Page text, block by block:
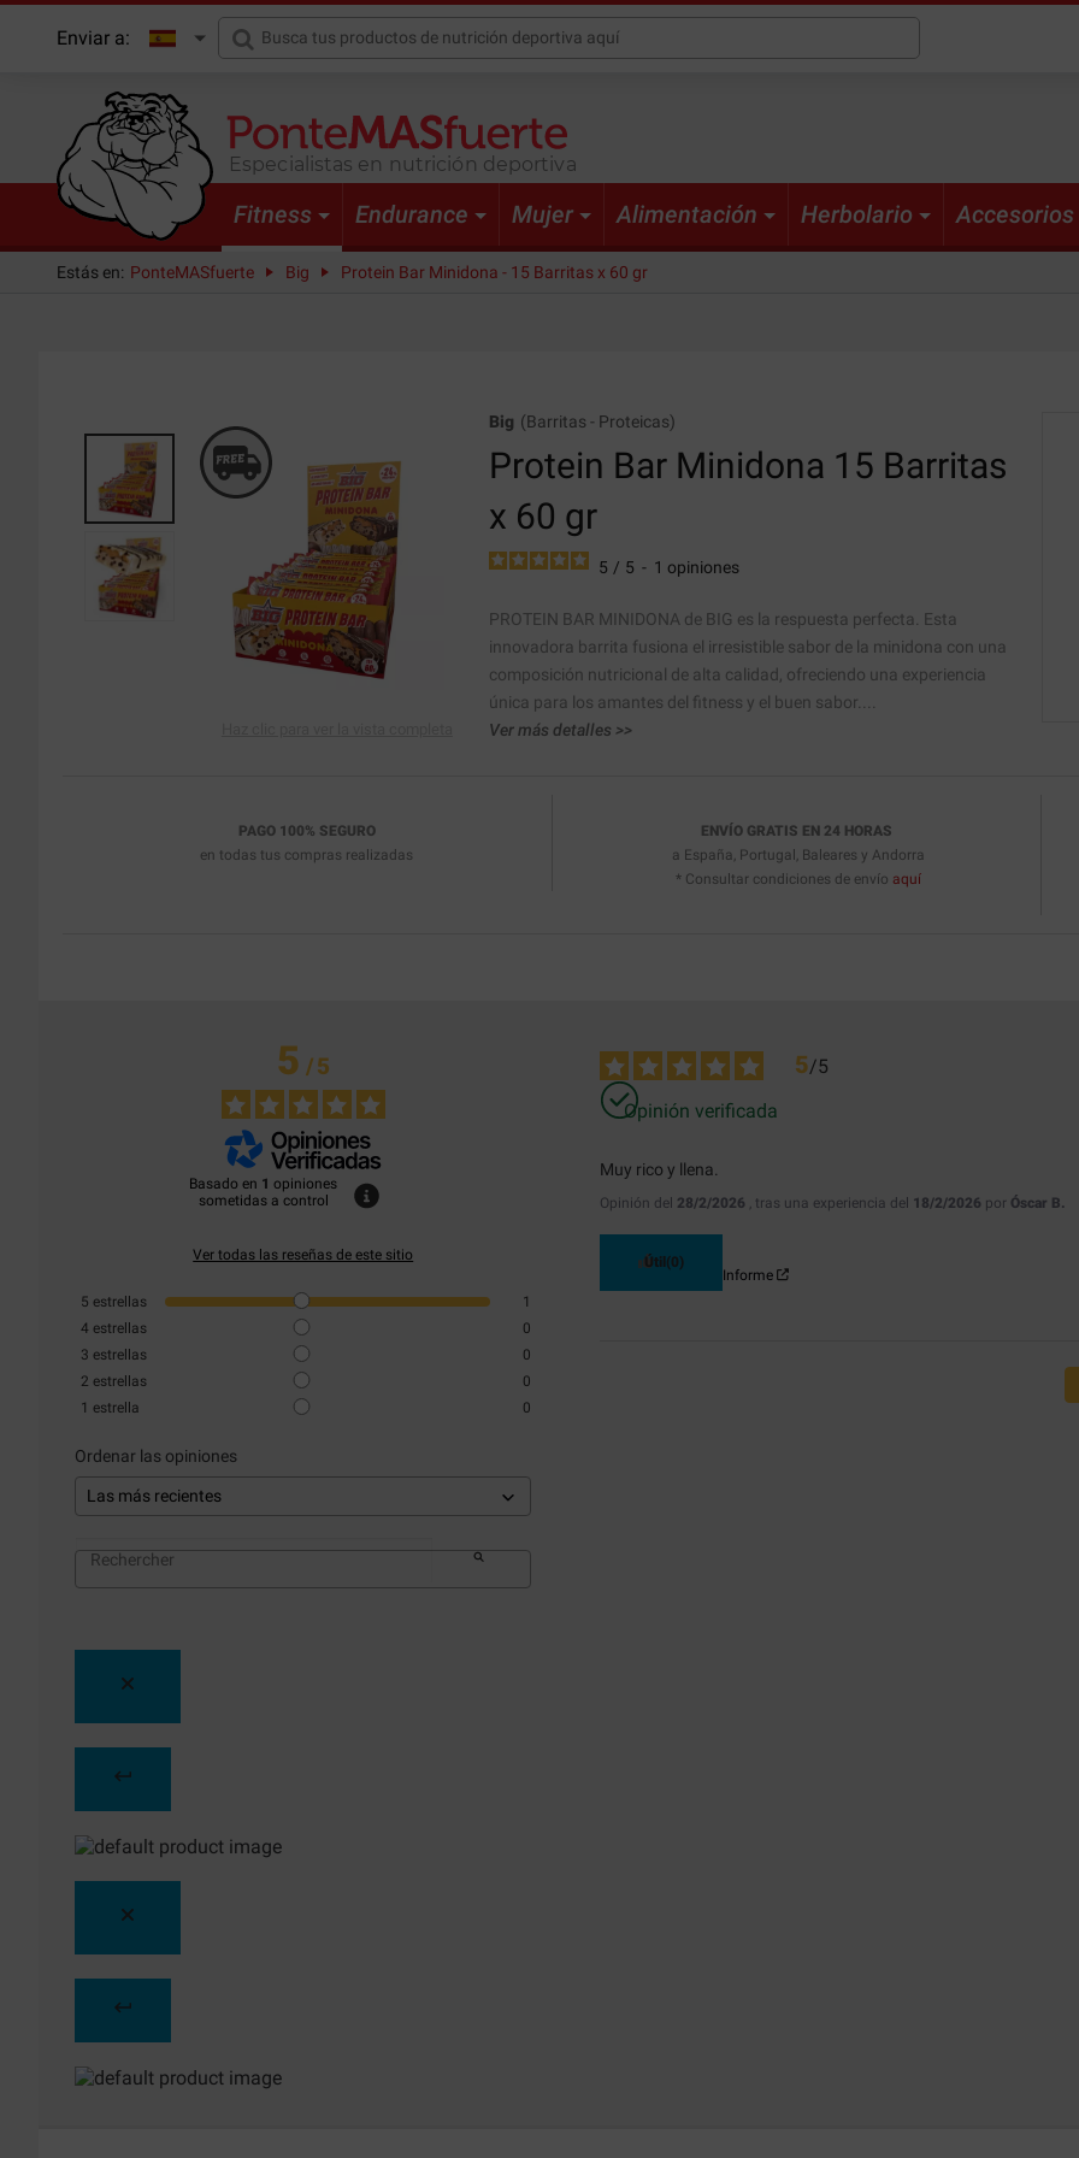
Enviar a:
Especialistas en nutrición deportiva
Fitness Endurance Mujer Alimentación Herbolario Accesorios
Estás en: PonteMASfuerte Big Protein Bar Minidona - 15 Barritas x 60 gr
Big (Barritas - Proteicas)
Protein Bar Minidona 15 Barritas
x 60 gr
5 / 5 - 1 opiniones
PROTEIN BAR MINIDONA de BIG es la respuesta perfecta. Esta
innovadora barrita fusiona el irresistible sabor de la minidona con una
composición nutricional de alta calidad, ofreciendo una experiencia
única para los amantes del fitness y el buen sabor....
Ver más detalles >>
PAGO 100% SEGURO
en todas tus compras realizadas
ENVÍO GRATIS EN 24 HORAS
a España, Portugal, Baleares y Andorra
* Consultar condiciones de envío aquí
5/5
Basado en 1 opiniones
sometidas a control
Ver todas las reseñas de este sitio
5 estrellas
1
4 estrellas
0
3 estrellas
0
2 estrellas
0
1 estrella 0
Ordenar las opiniones
5/5
Opinión verificada
Muy rico y llena.
Opinión del 28/2/2026 , tras una experiencia del 18/2/2026 por Óscar B.
Útil (0)
Informe